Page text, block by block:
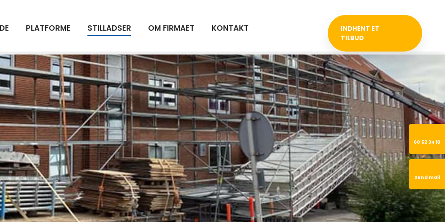
60 52 34 10
Send mail
PLATFORME STILLADSER OM FIRMAET KONTAKT
INDHENT ET
TILBUD